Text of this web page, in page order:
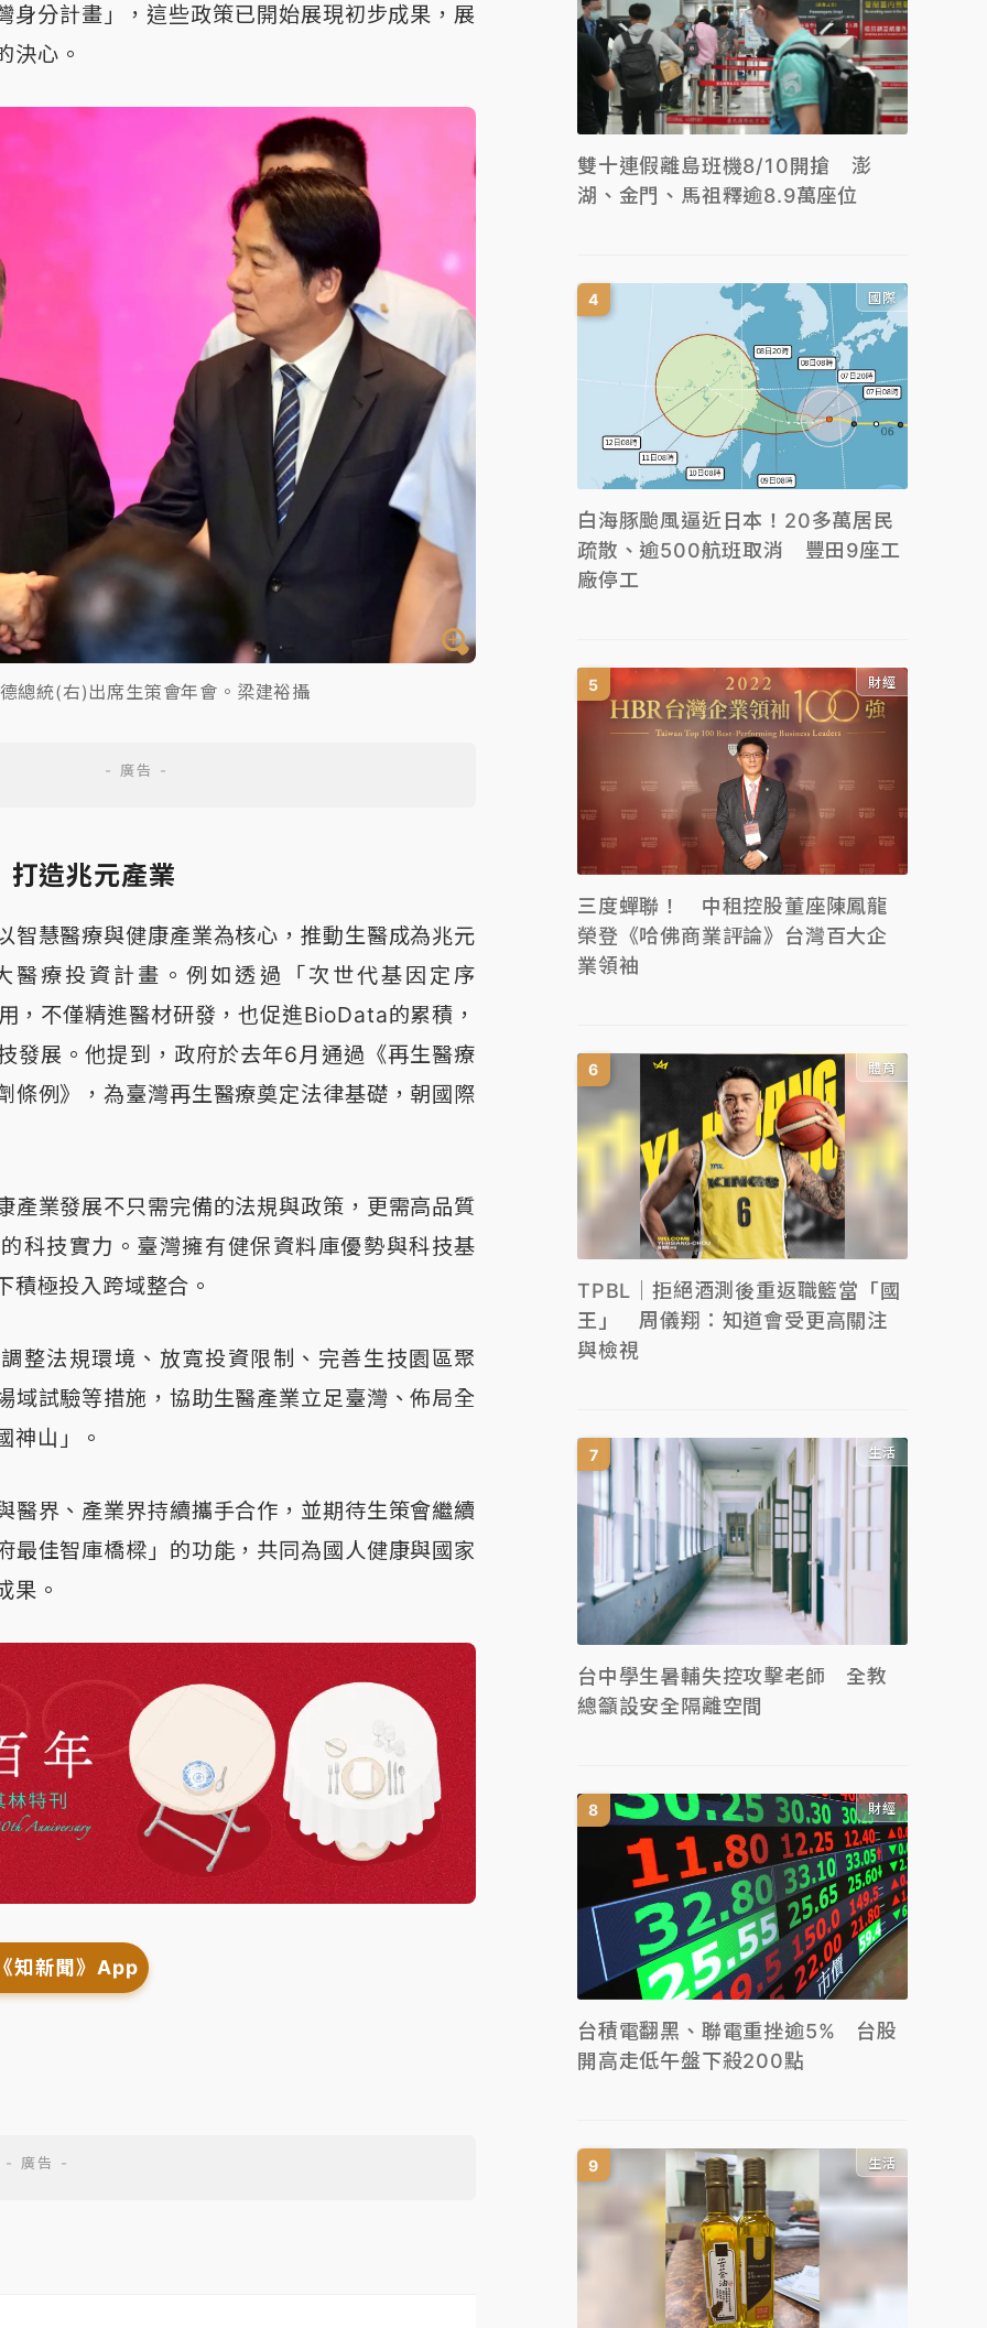
身分計畫」，這些政策已開始展現初步成果，展
決心。
總統(右)出席生策會年會。梁建裕攝
造兆元產業
智慧醫療與健康產業為核心，推動生醫成為兆元
醫療投資計畫。例如透過「次世代基因定序
，不僅精進醫材研發，也促進BioData的累積，
發展。他提到，政府於去年6月通過《再生醫療
條例》，為臺灣再生醫療奠定法律基礎，朝國際
產業發展不只需完備的法規與政策，更需高品質
科技實力。臺灣擁有健保資料庫優勢與科技基
積極投入跨域整合。
整法規環境、放寬投資限制、完善生技園區聚
域試驗等措施，協助生醫產業立足臺灣、佈局全
神山」。
醫界、產業界持續攜手合作，並期待生策會繼續
最佳智庫橋樑」的功能，共同為國人健康與國家
果。
知新聞》App
雙十連假離島班機8/10開搶 澎
湖、金門、馬祖釋逾8.9萬座位
國際
白海豚颱風逼近日本！20多萬居民
疏散、逾500航班取消 豐田9座工
廠停工
財經
三度蟬聯！ 中租控股董座陳鳳龍
榮登《哈佛商業評論》台灣百大企
業領袖
體育
TPBL｜拒絕酒測後重返職籃當「國
王」 周儀翔：知道會受更高關注
與檢視
生活
台中學生暑輔失控攻擊老師 全教
總籲設安全隔離空間
財經
台積電翻黑、聯電重挫逾5% 台股
開高走低午盤下殺200點
生活